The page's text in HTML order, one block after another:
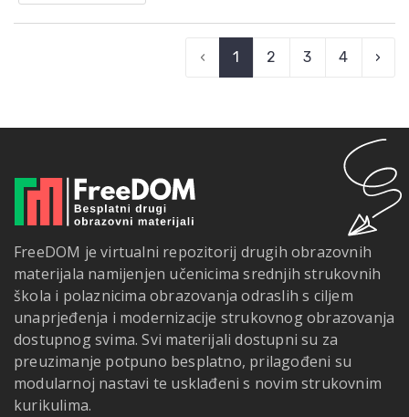
‹ 1 2 3 4 ›
FreeDOM je virtualni repozitorij drugih obrazovnih
materijala namijenjen učenicima srednjih strukovnih
škola i polaznicima obrazovanja odraslih s ciljem
unaprjeđenja i modernizacije strukovnog obrazovanja
dostupnog svima. Svi materijali dostupni su za
preuzimanje potpuno besplatno, prilagođeni su
modularnoj nastavi te usklađeni s novim strukovnim
kurikulima.